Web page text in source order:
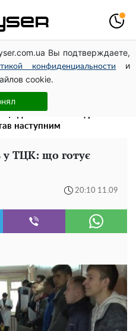
Вы подтверждаете,
конфиденциальности
и
cookie.
головною точкою
позах змусила відвисати
лише початком
наступним
у ТЦК: що готує
20:10 11.09